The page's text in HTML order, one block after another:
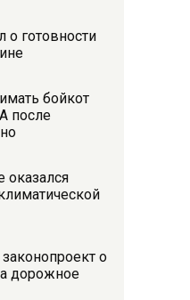
о готовности
бойкот
после
оказался
о
дорожное